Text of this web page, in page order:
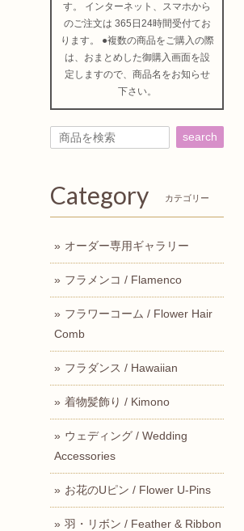
す。 インターネット、スマホから
のご注文は 365日24時間受付てお
ります。 ●複数の商品をご購入の際
は、おまとめした御購入画面を設
定しますので、商品名をお知らせ
下さい。
search
Category カテゴリー
オーダー専用ギャラリー
フラメンコ / Flamenco
フラワーコーム / Flower Hair
Comb
フラダンス / Hawaiian
着物髪飾り / Kimono
ウェディング / Wedding
Accessories
お花のUピン / Flower U-Pins
羽・リボン / Feather & Ribbon